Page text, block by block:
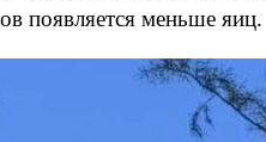
появляется меньше яиц.